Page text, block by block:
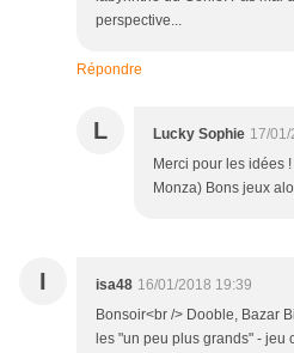
perspective...
Répondre
L Lucky Sophie 17/
Merci pour les idées
Monza) Bons jeux
I isa48 16/01/2018 19:39
Bonsoir<br /> Dooble, Bazar
les "un peu plus grands" - jeu